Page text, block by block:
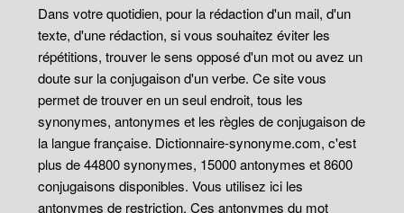
Dans votre quotidien, pour la rédaction d'un mail, d'un
texte, d'une rédaction, si vous souhaitez éviter les
répétitions, trouver le sens opposé d'un mot ou avez un
doute sur la conjugaison d'un verbe. Ce site vous
permet de trouver en un seul endroit, tous les
synonymes, antonymes et les règles de conjugaison de
la langue française. Dictionnaire-synonyme.com, c'est
plus de 44800 synonymes, 15000 antonymes et 8600
conjugaisons disponibles. Vous utilisez ici les
antonymes de restriction. Ces antonymes du mot